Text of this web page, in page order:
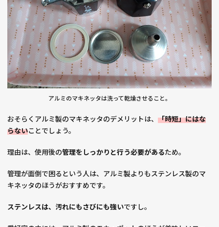
アルミのマキネッタは洗って乾燥させること。
おそらくアルミ製のマキネッタのデメリットは、 「時短」にはな
らないことでしょう。
理由は、使用後の管理をしっかりと行う必要があるため。
管理が面倒で困るという人は、アルミ製よりもステンレス製のマ
キネッタのほうがおすすめです。
ステンレスは、汚れにもさびにも強いですし。